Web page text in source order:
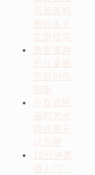
风景画构
图的五大
实用技巧
激发童趣
的儿童画
节日创作
指南
户县农民
画的艺术
模式便无
以为继
10分钟素
描入门：